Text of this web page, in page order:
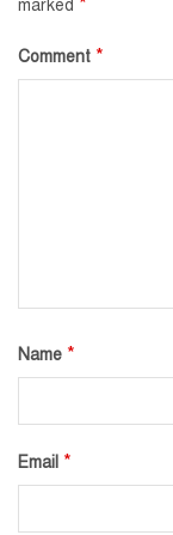
marked
Comment *
Name *
Email *